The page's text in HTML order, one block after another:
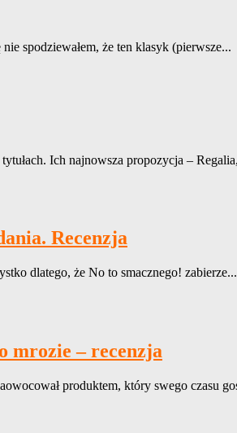
spodziewałem, że ten klasyk (pierwsze...
Ich najnowsza propozycja –
Recenzja
dlatego, że No to smacznego! zabierze...
mrozie – recenzja
produktem, który swego czasu